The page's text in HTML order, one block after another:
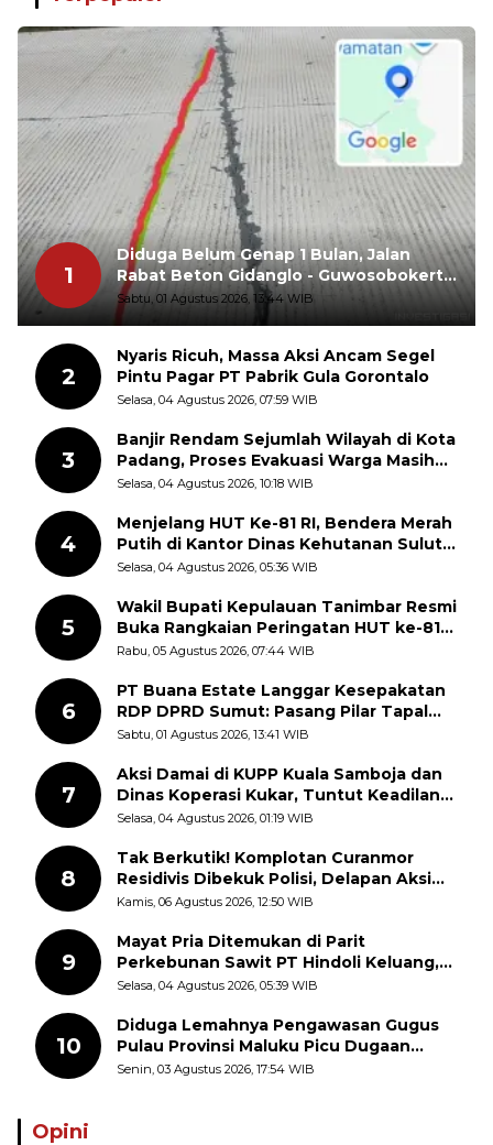
1
Diduga Belum Genap 1 Bulan, Jalan
Rabat Beton Gidanglo - Guwosobokerto
Sudah Pecah
Sabtu, 01 Agustus 2026, 13:44 WIB
2
Nyaris Ricuh, Massa Aksi Ancam Segel
Pintu Pagar PT Pabrik Gula Gorontalo
Selasa, 04 Agustus 2026, 07:59 WIB
3
Banjir Rendam Sejumlah Wilayah di Kota
Padang, Proses Evakuasi Warga Masih
Berlangsung
Selasa, 04 Agustus 2026, 10:18 WIB
4
Menjelang HUT Ke-81 RI, Bendera Merah
Putih di Kantor Dinas Kehutanan Sulut
Disorot Warga
Selasa, 04 Agustus 2026, 05:36 WIB
5
Wakil Bupati Kepulauan Tanimbar Resmi
Buka Rangkaian Peringatan HUT ke-81
Kemerdekaan RI, ASN Diajak Perkuat
Rabu, 05 Agustus 2026, 07:44 WIB
6
PT Buana Estate Langgar Kesepakatan
RDP DPRD Sumut: Pasang Pilar Tapal
Batas Sepihak Tanpa Libatkan
Sabtu, 01 Agustus 2026, 13:41 WIB
7
Aksi Damai di KUPP Kuala Samboja dan
Dinas Koperasi Kukar, Tuntut Keadilan
dan Kesempatan Kerja yang Adil
Selasa, 04 Agustus 2026, 01:19 WIB
8
Tak Berkutik! Komplotan Curanmor
Residivis Dibekuk Polisi, Delapan Aksi
Curanmor Di Candipuro Terungkap
Kamis, 06 Agustus 2026, 12:50 WIB
9
Mayat Pria Ditemukan di Parit
Perkebunan Sawit PT Hindoli Keluang,
Polisi Selidiki Penyebab Kematian
Selasa, 04 Agustus 2026, 05:39 WIB
10
Diduga Lemahnya Pengawasan Gugus
Pulau Provinsi Maluku Picu Dugaan
Pungli terhadap Nelayan Bale-Bale di
Senin, 03 Agustus 2026, 17:54 WIB
Opini